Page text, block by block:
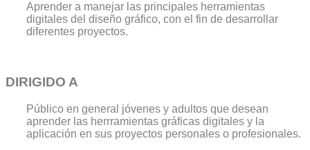
Aprender a manejar las principales herramientas
digitales del diseño gráfico, con el fin de desarrollar
diferentes proyectos.
DIRIGIDO A
Público en general jóvenes y adultos que desean
aprender las herrramientas gráficas digitales y la
aplicación en sus proyectos personales o profesionales.